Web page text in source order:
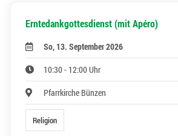
Erntedankgottesdienst (mit Apéro)
So, 13. September 2026
10:30 - 12:00 Uhr
Pfarrkirche Bünzen
Religion